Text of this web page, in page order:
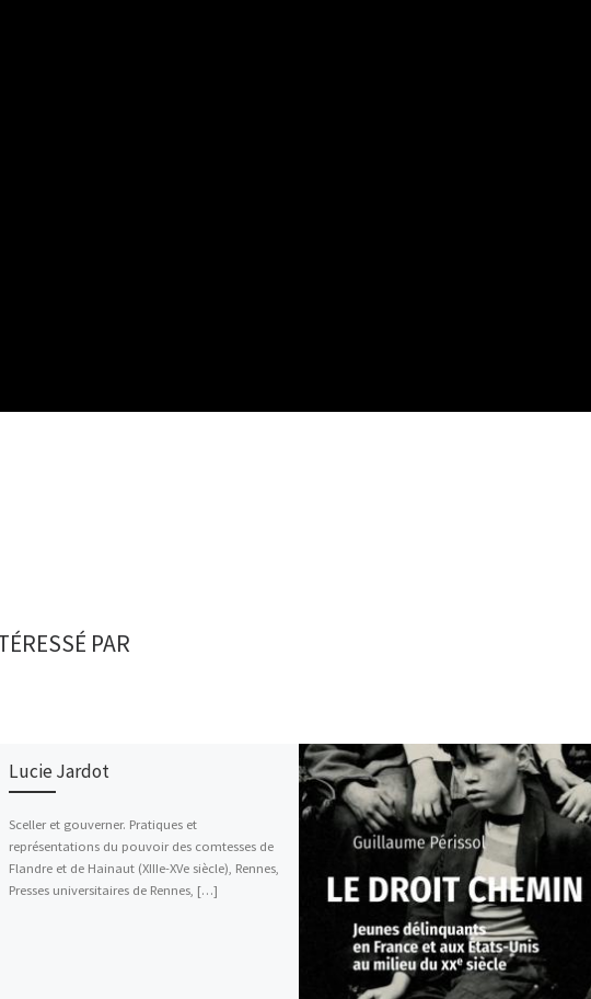
PAR
Lucie Jardot
Sceller et gouverner. Pratiques et
représentations du pouvoir des comtesses de
Flandre et de Hainaut (XIIIe-XVe siècle), Rennes,
Presses universitaires de Rennes, […]